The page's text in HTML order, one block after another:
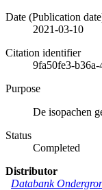
Date (Publication
2021-03-10
Citation identifier
9fa50fe3-
Purpose
De isopachen
Status
Completed
Distributor
Databank